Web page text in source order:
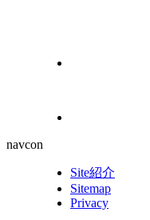
navcon
Site紹介
Sitemap
Privacy